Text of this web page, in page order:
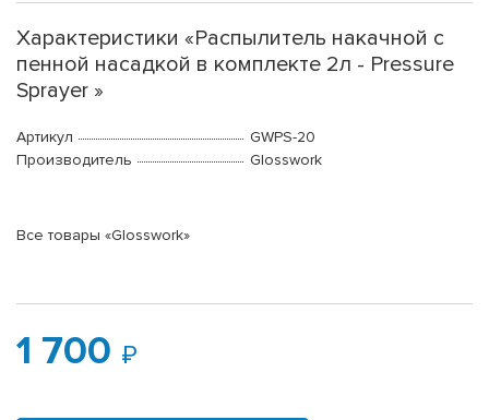
Характеристики «Распылитель накачной с
пенной насадкой в комплекте 2л - Pressure
Sprayer »
Артикул
GWPS-20
Производитель
Glosswork
Все товары «Glosswork»
1 700